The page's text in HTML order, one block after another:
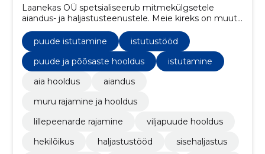
Laanekas OÜ spetsialiseerub mitmekülgsetele
aiandus- ja haljastusteenustele. Meie kireks on muuta
rohelised unistused reaalsuseks, luues ilusaid ja
funktsionaalseid keskkondi.
puude istutamine
istutustööd
puude ja põõsaste hooldus
istutamine
aia hooldus
aiandus
muru rajamine ja hooldus
lillepeenarde rajamine
viljapuude hooldus
hekilõikus
haljastustööd
sisehaljastus